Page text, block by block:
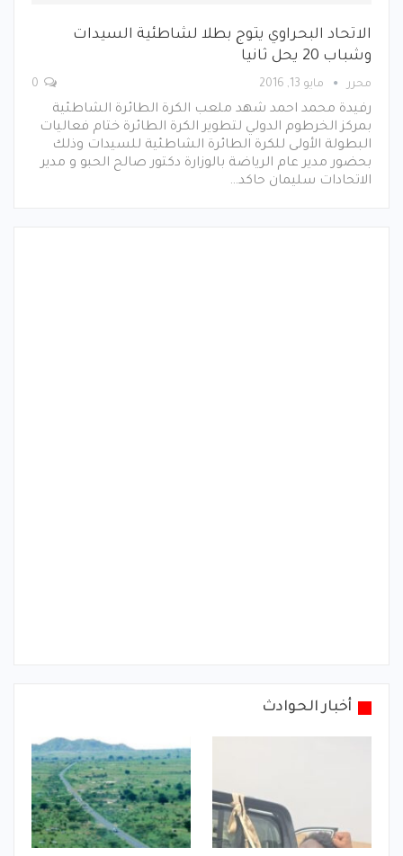
الاتحاد البحراوي يتوج بطلا لشاطئية السيدات
وشباب 20 يحل ثانيا
محرر مايو 13, 2016
رفيدة محمد احمد شهد ملعب الكرة الطائرة الشاطئية
بمركز الخرطوم الدولي لتطوير الكرة الطائرة ختام فعاليات
البطولة الأولى للكرة الطائرة الشاطئية للسيدات وذلك
بحضور مدير عام الرياضة بالوزارة دكتور صالح الحبو و مدير
الاتحادات سليمان حاكد…
أخبار الحوادث